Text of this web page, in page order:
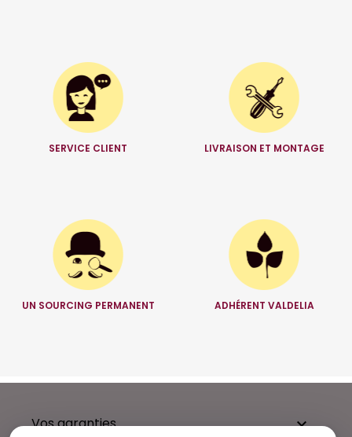
SERVICE CLIENT LIVRAISON ET MONTAGE
UN SOURCING PERMANENT ADHÉRENT VALDELIA
Vos garanties 